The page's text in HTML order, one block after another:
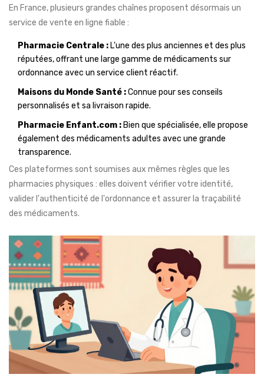
En France, plusieurs grandes chaînes proposent désormais un
service de vente en ligne fiable :
Pharmacie Centrale : L'une des plus anciennes et des plus
réputées, offrant une large gamme de médicaments sur
ordonnance avec un service client réactif.
Maisons du Monde Santé :Connue pour ses conseils
personnalisés et sa livraison rapide.
Pharmacie Enfant.com : Bien que spécialisée, elle propose
également des médicaments adultes avec une grande
transparence.
Ces plateformes sont soumises aux mêmes règles que les
pharmacies physiques : elles doivent vérifier votre identité,
valider l'authenticité de l'ordonnance et assurer la traçabilité
des médicaments.